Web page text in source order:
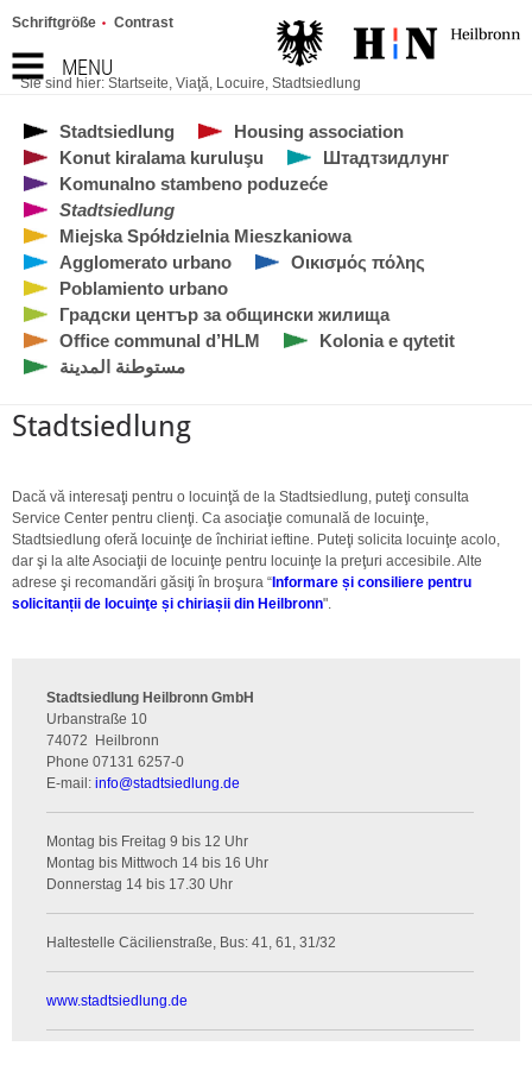
MENU
Schriftgröße Contrast
Sie sind hier: Startseite, Viaţă, Locuire, Stadtsiedlung
Stadtsiedlung
Housing association
Konut kiralama kuruluşu
Штадтзидлунг
Komunalno stambeno poduzeće
Stadtsiedlung
Miejska Spółdzielnia Mieszkaniowa
Agglomerato urbano
Οικισμός πόλης
Poblamiento urbano
Градски център за общински жилища
Office communal d’HLM
Kolonia e qytetit
مستوطنة المدينة
Stadtsiedlung
Dacă vă interesaţi pentru o locuinţă de la Stadtsiedlung, puteţi consulta
Service Center pentru clienţi. Ca asociaţie comunală de locuinţe,
Stadtsiedlung oferă locuinţe de închiriat ieftine. Puteţi solicita locuinţe acolo,
dar şi la alte Asociaţii de locuinţe pentru locuinţe la preţuri accesibile. Alte
adrese şi recomandări găsiţi în broşura “Informare și consiliere pentru
solicitanții de locuinţe și chiriașii din Heilbronn".
Stadtsiedlung Heilbronn GmbH
Urbanstraße 10
74072
Heilbronn
Phone 07131 6257-0
E-mail: info@stadtsiedlung.de
Montag bis Freitag 9 bis 12 Uhr
Montag bis Mittwoch 14 bis 16 Uhr
Donnerstag 14 bis 17.30 Uhr
Haltestelle Cäcilienstraße, Bus: 41, 61, 31/32
www.stadtsiedlung.de